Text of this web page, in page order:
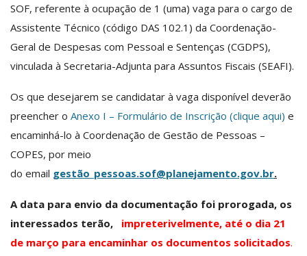
SOF, referente à ocupação de 1 (uma) vaga para o cargo de
Assistente Técnico (código DAS 102.1) da Coordenação-
Geral de Despesas com Pessoal e Sentenças (CGDPS),
vinculada à Secretaria-Adjunta para Assuntos Fiscais (SEAFI).
Os que desejarem se candidatar à vaga disponível deverão
preencher o Anexo I – Formulário de Inscrição (clique aqui) e
encaminhá-lo à Coordenação de Gestão de Pessoas –
COPES, por meio
do email gestão_pessoas.sof@planejamento.gov.br.
A data para envio da documentação foi prorogada, os
interessados terão,
impreterivelmente, até o dia 21
de março para encaminhar os documentos solicitados.